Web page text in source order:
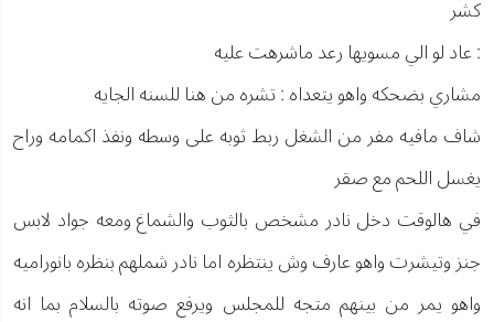
كشر
: عاد لو الي مسويها رعد ماشرهت عليه
مشاري بضحكه واهو يتعداه : تشره من هنا للسنه الجايه
شاف مافيه مفر من الشغل ربط ثوبه على وسطه ونفذ اكمامه وراح
يغسل اللحم مع صقر
في هالوقت دخل نادر مشخص بالثوب والشماغ ومعه جواد لابس
جنز وتيشرت واهو عارف وش ينتظره اما نادر شملهم بنظره بانوراميه
واهو يمر من بينهم متجه للمجلس ويرفع صوته بالسلام بما انه